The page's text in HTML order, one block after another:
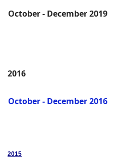
October - December 2019
2016
October - December 2016
2015